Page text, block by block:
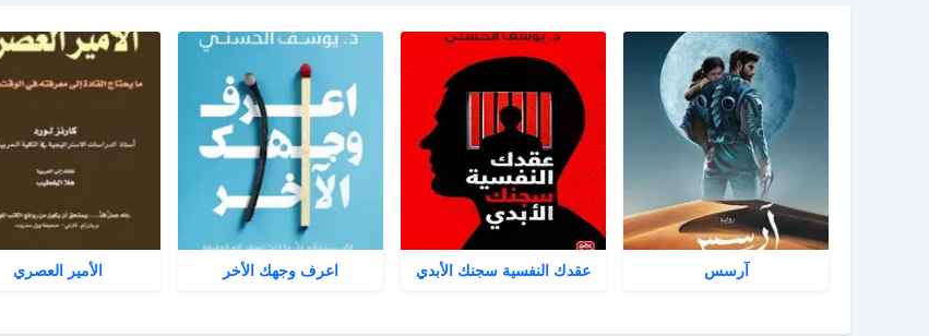
آرسس عقدك النفسية سجنك الأبدي اعرف وجهك الأخر الأمير العصري